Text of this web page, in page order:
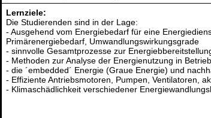
Lernziele:
Die Studierenden sind in der Lage:
- Ausgehend vom Energiebedarf für eine
Primärenergiebedarf, Umwandlungswirkungsgrade
- sinnvolle Gesamtprozesse zur
- Methoden zur Analyse der Energienutzung in
- die ´embedded´ Energie (Graue Energie) und
- Effiziente Antriebsmotoren, Pumpen, Ventilatoren,
- Klimaschädlichkeit verschiedener